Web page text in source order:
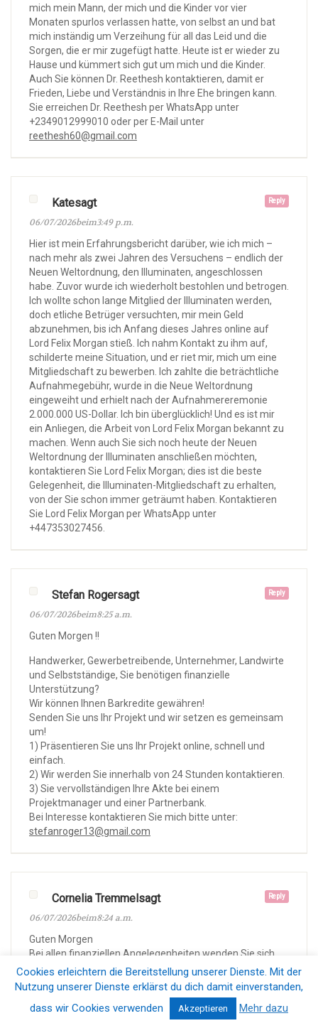
mich mein Mann, der mich und die Kinder vor vier
Monaten spurlos verlassen hatte, von selbst an und bat
mich inständig um Verzeihung für all das Leid und die
Sorgen, die er mir zugefügt hatte. Heute ist er wieder zu
Hause und kümmert sich gut um mich und die Kinder.
Auch Sie können Dr. Reethesh kontaktieren, damit er
Frieden, Liebe und Verständnis in Ihre Ehe bringen kann.
Sie erreichen Dr. Reethesh per WhatsApp unter
+2349012999010 oder per E-Mail unter
reethesh60@gmail.com
Reply
Katesagt
06/07/2026beim3:49 p.m.
Hier ist mein Erfahrungsbericht darüber, wie ich mich –
nach mehr als zwei Jahren des Versuchens – endlich der
Neuen Weltordnung, den Illuminaten, angeschlossen
habe. Zuvor wurde ich wiederholt bestohlen und betrogen.
Ich wollte schon lange Mitglied der Illuminaten werden,
doch etliche Betrüger versuchten, mir mein Geld
abzunehmen, bis ich Anfang dieses Jahres online auf
Lord Felix Morgan stieß. Ich nahm Kontakt zu ihm auf,
schilderte meine Situation, und er riet mir, mich um eine
Mitgliedschaft zu bewerben. Ich zahlte die beträchtliche
Aufnahmegebühr, wurde in die Neue Weltordnung
eingeweiht und erhielt nach der Aufnahmereremonie
2.000.000 US-Dollar. Ich bin überglücklich! Und es ist mir
ein Anliegen, die Arbeit von Lord Felix Morgan bekannt zu
machen. Wenn auch Sie sich noch heute der Neuen
Weltordnung der Illuminaten anschließen möchten,
kontaktieren Sie Lord Felix Morgan; dies ist die beste
Gelegenheit, die Illuminaten-Mitgliedschaft zu erhalten,
von der Sie schon immer geträumt haben. Kontaktieren
Sie Lord Felix Morgan per WhatsApp unter
+447353027456.
Reply
Stefan Rogersagt
06/07/2026beim8:25 a.m.
Guten Morgen !!
Handwerker, Gewerbetreibende, Unternehmer, Landwirte
und Selbstständige, Sie benötigen finanzielle
Unterstützung?
Wir können Ihnen Barkredite gewähren!
Senden Sie uns Ihr Projekt und wir setzen es gemeinsam
um!
1) Präsentieren Sie uns Ihr Projekt online, schnell und
einfach.
2) Wir werden Sie innerhalb von 24 Stunden kontaktieren.
3) Sie vervollständigen Ihre Akte bei einem
Projektmanager und einer Partnerbank.
Bei Interesse kontaktieren Sie mich bitte unter:
stefanroger13@gmail.com
Reply
Cornelia Tremmelsagt
06/07/2026beim8:24 a.m.
Guten Morgen
Bei allen finanziellen Angelegenheiten wenden Sie sich
bitte an Frau Cornelia Tremmel Weidler
(cornelia.tremmel3@gmail.com). Ihr Antrag wird
bearbeitet und Sie erhalten die Gelder innerhalb von 30
Minuten transparent und sicher.
Cookies erleichtern die Bereitstellung unserer Dienste. Mit der
Nutzung unserer Dienste erklärst du dich damit einverstanden,
dass wir Cookies verwenden
Akzeptieren Mehr dazu